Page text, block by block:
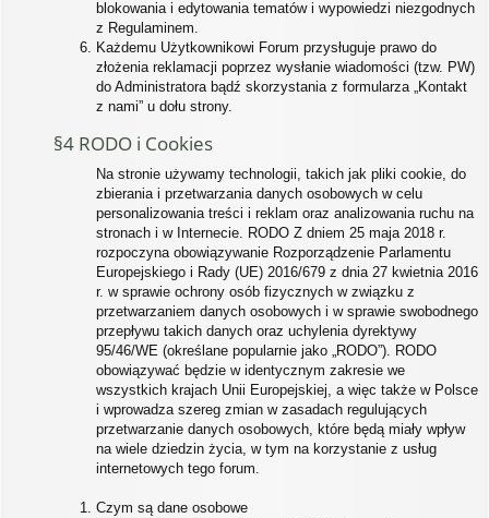
blokowania i edytowania tematów i wypowiedzi niezgodnych
z Regulaminem.
Każdemu Użytkownikowi Forum przysługuje prawo do
złożenia reklamacji poprzez wysłanie wiadomości (tzw. PW)
do Administratora bądź skorzystania z formularza „Kontakt
z nami” u dołu strony.
§4 RODO i Cookies
Na stronie używamy technologii, takich jak pliki cookie, do
zbierania i przetwarzania danych osobowych w celu
personalizowania treści i reklam oraz analizowania ruchu na
stronach i w Internecie. RODO Z dniem 25 maja 2018 r.
rozpoczyna obowiązywanie Rozporządzenie Parlamentu
Europejskiego i Rady (UE) 2016/679 z dnia 27 kwietnia 2016
r. w sprawie ochrony osób fizycznych w związku z
przetwarzaniem danych osobowych i w sprawie swobodnego
przepływu takich danych oraz uchylenia dyrektywy
95/46/WE (określane popularnie jako „RODO”). RODO
obowiązywać będzie w identycznym zakresie we
wszystkich krajach Unii Europejskiej, a więc także w Polsce
i wprowadza szereg zmian w zasadach regulujących
przetwarzanie danych osobowych, które będą miały wpływ
na wiele dziedzin życia, w tym na korzystanie z usług
internetowych tego forum.
Czym są dane osobowe